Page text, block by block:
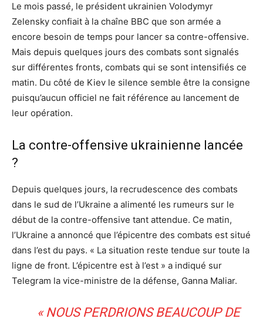
Le mois passé, le président ukrainien Volodymyr
Zelensky confiait à la chaîne BBC que son armée a
encore besoin de temps pour lancer sa contre-offensive.
Mais depuis quelques jours des combats sont signalés
sur différentes fronts, combats qui se sont intensifiés ce
matin. Du côté de Kiev le silence semble être la consigne
puisqu’aucun officiel ne fait référence au lancement de
leur opération.
La contre-offensive ukrainienne lancée
?
Depuis quelques jours, la recrudescence des combats
dans le sud de l’Ukraine a alimenté les rumeurs sur le
début de la contre-offensive tant attendue. Ce matin,
l’Ukraine a annoncé que l’épicentre des combats est situé
dans l’est du pays. « La situation reste tendue sur toute la
ligne de front. L’épicentre est à l’est » a indiqué sur
Telegram la vice-ministre de la défense, Ganna Maliar.
« NOUS PERDRIONS BEAUCOUP DE